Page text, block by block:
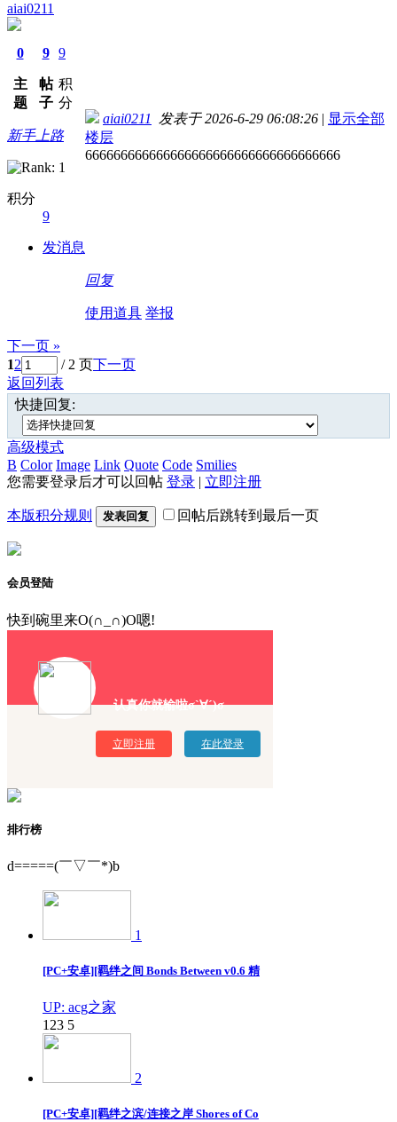
aiai0211
0
主
题
9
帖
子
9
积
分
新手上路
积分
9
发消息
aiai0211 发表于 2026-6-29 06:08:26 | 显示全部
楼层
666666666666666666666666666666666666
回复
使用道具 举报
下一页 »
12 / 2 页下一页
返回列表
快捷回复:
高级模式
B Color Image Link Quote Code Smilies
您需要登录后才可以回帖 登录 | 立即注册
本版积分规则 发表回复 回帖后跳转到最后一页
会员登陆
快到碗里来O(∩_∩)O嗯!
认真你就输啦σ`∀´)σ
立即注册 在此登录
排行榜
d=====(￣▽￣*)b
1
[PC+安卓][羁绊之间 Bonds Between v0.6 精
UP: acg之家
123 5
2
[PC+安卓][羁绊之滨/连接之岸 Shores of Co